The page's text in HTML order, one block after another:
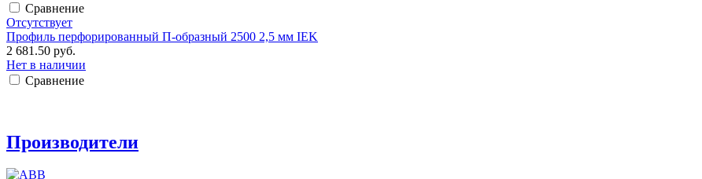
Сравнение
Отсутствует
Профиль перфорированный П-образный 2500 2,5 мм IEK
2 681.50 руб.
Нет в наличии
Сравнение
Производители